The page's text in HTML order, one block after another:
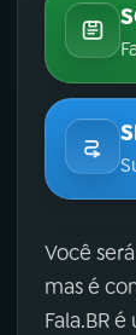
Você
mas é
Fala.BR